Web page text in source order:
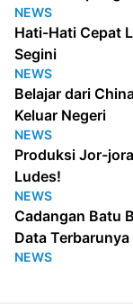
NEWS
Hati-Hati Cepat
Segini
NEWS
Belajar dari
Keluar Negeri
NEWS
Produksi Jor-
Ludes!
NEWS
Cadangan Batu
Data Terbarunya
NEWS